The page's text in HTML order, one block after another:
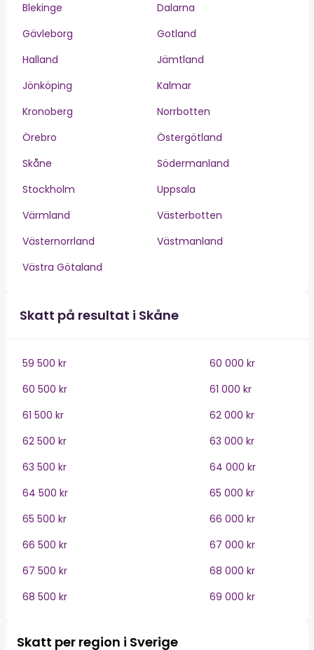
Blekinge
Dalarna
Gävleborg
Gotland
Halland
Jämtland
Jönköping
Kalmar
Kronoberg
Norrbotten
Örebro
Östergötland
Skåne
Södermanland
Stockholm
Uppsala
Värmland
Västerbotten
Västernorrland
Västmanland
Västra Götaland
Skatt på resultat i Skåne
59 500 kr
60 000 kr
60 500 kr
61 000 kr
61 500 kr
62 000 kr
62 500 kr
63 000 kr
63 500 kr
64 000 kr
64 500 kr
65 000 kr
65 500 kr
66 000 kr
66 500 kr
67 000 kr
67 500 kr
68 000 kr
68 500 kr
69 000 kr
Skatt per region i Sverige